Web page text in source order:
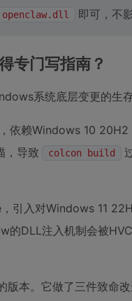
openclaw.dll 即可，不
专门写指南？
系统底层变更的生
，依赖Windows 10
，导致
colcon build
，引入对Windows 11
DLL注入机制会被
版本。它做了三件致命